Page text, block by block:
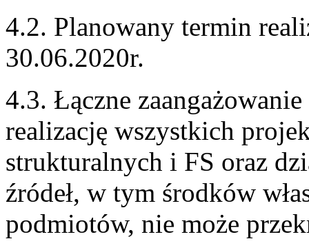
4.2. Planowany termin
30.06.2020r.
4.3. Łączne
realizację wszystkich
strukturalnych i FS oraz
źródeł, w tym środków
podmiotów, nie może